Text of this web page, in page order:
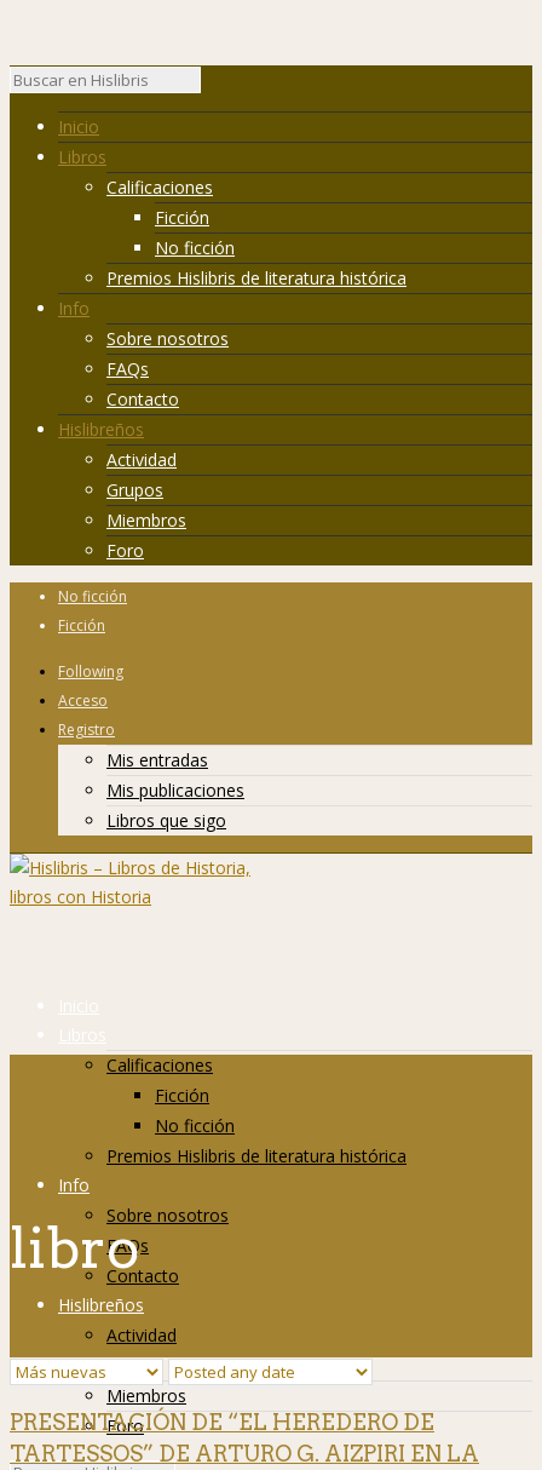
Inicio
Libros
Calificaciones
Ficción
No ficción
Premios Hislibris de literatura histórica
Info
Sobre nosotros
FAQs
Contacto
Hislibreños
Actividad
Grupos
Miembros
Foro
No ficción
Ficción
Following
Acceso
Registro
Mis entradas
Mis publicaciones
Libros que sigo
Inicio
Libros
Calificaciones
Ficción
No ficción
Premios Hislibris de literatura histórica
Info
Sobre nosotros
FAQs
Contacto
Hislibreños
Actividad
Grupos
Miembros
Foro
libro
PRESENTACIÓN DE “EL HEREDERO DE
TARTESSOS” DE ARTURO G. AIZPIRI EN LA